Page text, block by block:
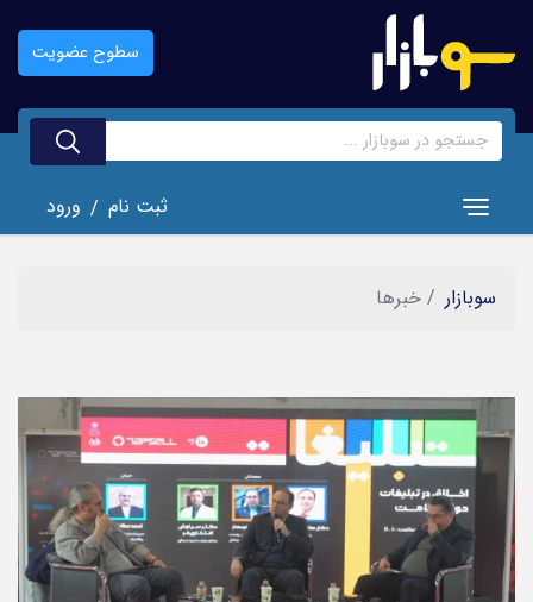
اصلی
سطوح عضویت
Toggle navigation ثبت نام / ورود
سوبازار خبر‌ها